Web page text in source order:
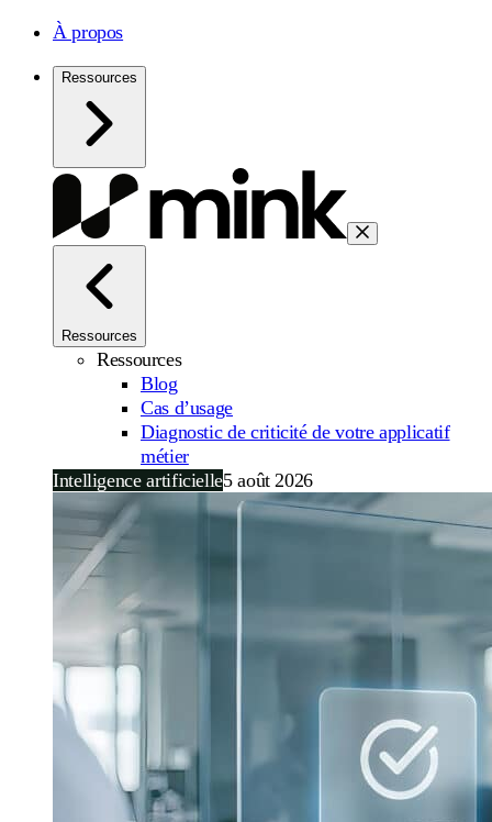
À propos
Ressources
Ressources
Ressources
Blog
Cas d’usage
Diagnostic de criticité de votre applicatif
métier
Intelligence artificielle5 août 2026